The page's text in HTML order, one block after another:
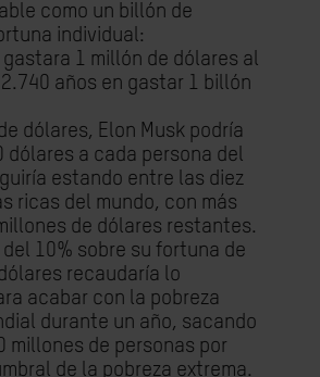
como un billón de
individual:
gastara 1 millón de dólares al
años en gastar 1 billón
dólares, Elon Musk podría
dólares a cada persona del
estando entre las diez
ricas del mundo, con más
de dólares restantes.
del 10% sobre su fortuna de
recaudaría lo
acabar con la pobreza
durante un año, sacando
millones de personas por
de la pobreza extrema.